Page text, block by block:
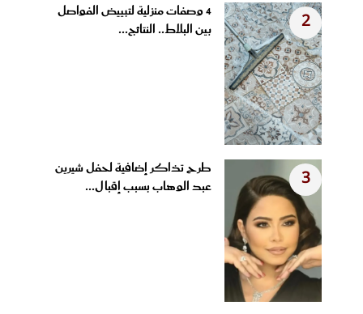
2
4 وصفات منزلية لتبييض الفواصل
بين البلاط.. النتائج...
3
طرح تذاكر إضافية لحفل شيرين
عبد الوهاب بسبب إقبال...